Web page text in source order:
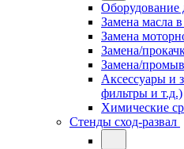
Оборудование
Замена масла
Замена
Замена/
Замена/
Аксессуары и
фильтры и т.д.)
Химические
Стенды сход-развал